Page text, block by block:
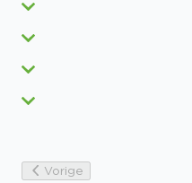
Vorige